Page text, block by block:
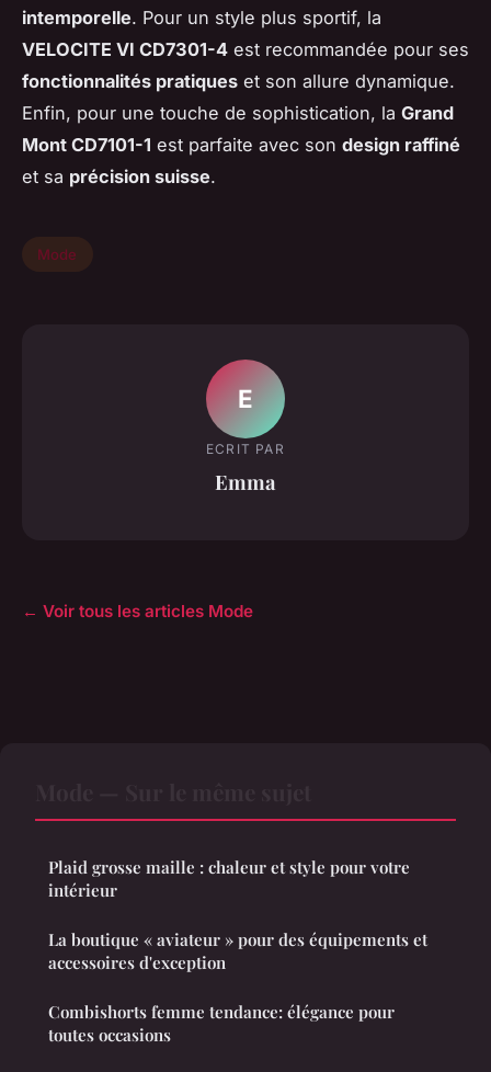
intemporelle. Pour un style plus sportif, la
VELOCITE VI CD7301-4 est recommandée pour ses
fonctionnalités pratiques et son allure dynamique.
Enfin, pour une touche de sophistication, la Grand
Mont CD7101-1 est parfaite avec son design raffiné
et sa précision suisse.
Mode
E
ECRIT PAR
Emma
← Voir tous les articles Mode
Plaid grosse maille : chaleur et style pour votre
intérieur
La boutique « aviateur » pour des équipements et
accessoires d'exception
Combishorts femme tendance: élégance pour
toutes occasions